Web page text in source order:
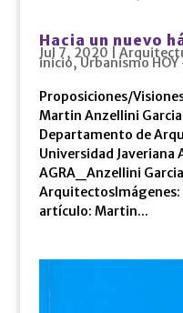
Hacia un nuevo
Jul 7, 2020
inicio, Urbanismo
Proposiciones/
Martin Anzellini
Departamento de
Universidad Javeriana
AGRA_Anzellini
ArquitectosImágenes:
artículo: Martin...